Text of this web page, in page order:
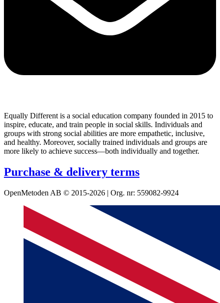
Equally Different is a social education company founded in 2015 to
inspire, educate, and train people in social skills. Individuals and
groups with strong social abilities are more empathetic, inclusive,
and healthy. Moreover, socially trained individuals and groups are
more likely to achieve success—both individually and together.
Purchase & delivery terms
OpenMetoden AB © 2015-2026 | Org. nr: 559082-9924